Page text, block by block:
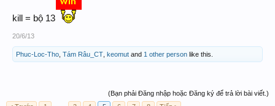
kill = bộ 13
20/6/13
Phuc-Loc-Tho Tám Râu_CT keomut and 1 other person like this.
(Bạn phải Đăng nhập hoặc Đăng ký để trả lời bài viết.)